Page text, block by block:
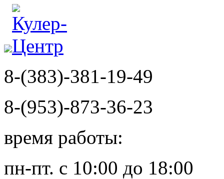
8-(383)-381-19-49
8-(953)-873-36-23
время работы:
пн-пт. с 10:00 до 18:00